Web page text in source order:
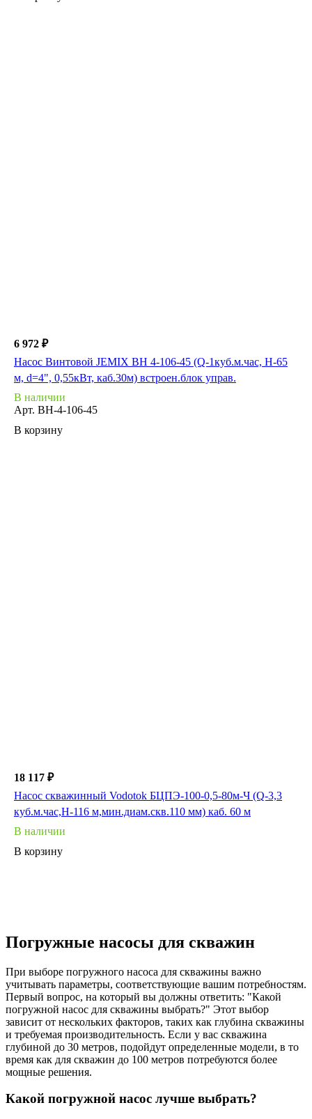
6 972 ₽
Насос Винтовой JEMIX ВН 4-106-45 (Q-1куб.м.час, Н-65
м, d=4", 0,55кВт, каб.30м) встроен.блок управ.
В наличии
Арт. ВН-4-106-45
В корзину
18 117 ₽
Насос скважинный Vodotok БЦПЭ-100-0,5-80м-Ч (Q-3,3
куб.м.час,Н-116 м,мин.диам.скв.110 мм) каб. 60 м
В наличии
В корзину
Погружные насосы для скважин
При выборе погружного насоса для скважины важно
учитывать параметры, соответствующие вашим потребностям.
Первый вопрос, на который вы должны ответить: "Какой
погружной насос для скважины выбрать?" Этот выбор
зависит от нескольких факторов, таких как глубина скважины
и требуемая производительность. Если у вас скважина
глубиной до 30 метров, подойдут определенные модели, в то
время как для скважин до 100 метров потребуются более
мощные решения.
Какой погружной насос лучше выбрать?